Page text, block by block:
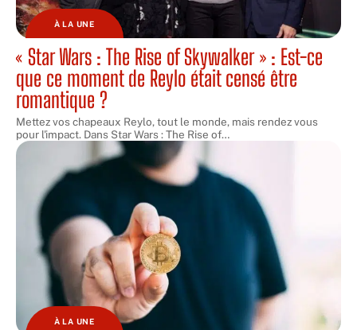
À LA UNE
« Star Wars : The Rise of Skywalker » : Est-ce
que ce moment de Reylo était censé être
romantique ?
Mettez vos chapeaux Reylo, tout le monde, mais rendez vous
pour l'impact. Dans Star Wars : The Rise of…
À LA UNE